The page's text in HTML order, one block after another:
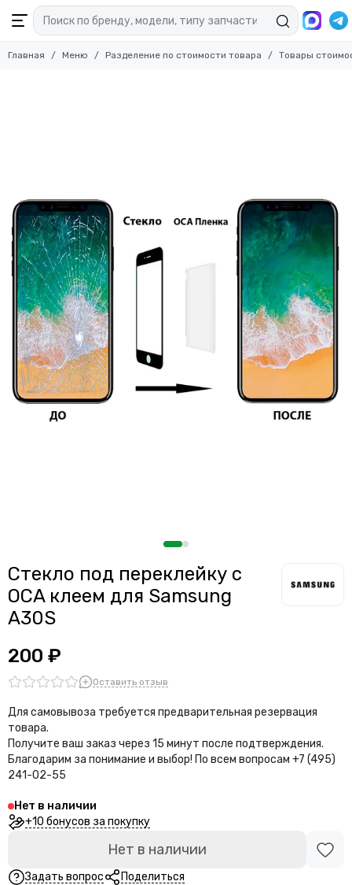
Главная Меню Разделение по стоимости товара Товары
Стекло под переклейку с
OCA клеем для Samsung
A30S
200 ₽
Оставить отзыв
Для самовывоза требуется предварительная резервация
товара.
Получите ваш заказ через 15 минут после подтверждения.
Благодарим за понимание и выбор! По всем вопросам +7 (495)
241-02-55
Нет в наличии
+10 бонусов за покупку
Нет в наличии
Задать вопрос Поделиться